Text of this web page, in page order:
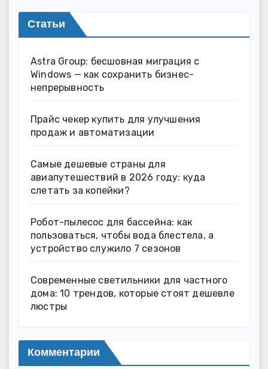
Статьи
Astra Group: бесшовная миграция с
Windows — как сохранить бизнес-
непрерывность
Прайс чекер купить для улучшения
продаж и автоматизации
Самые дешевые страны для
авиапутешествий в 2026 году: куда
слетать за копейки?
Робот-пылесос для бассейна: как
пользоваться, чтобы вода блестела, а
устройство служило 7 сезонов
Современные светильники для частного
дома: 10 трендов, которые стоят дешевле
люстры
Комментарии